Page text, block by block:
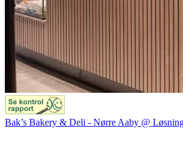
Bak’s Bakery & Deli - Nørre Aaby @